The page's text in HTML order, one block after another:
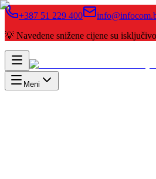
+387 51 229 400
💡 Navedene snižene cijene su
Meni